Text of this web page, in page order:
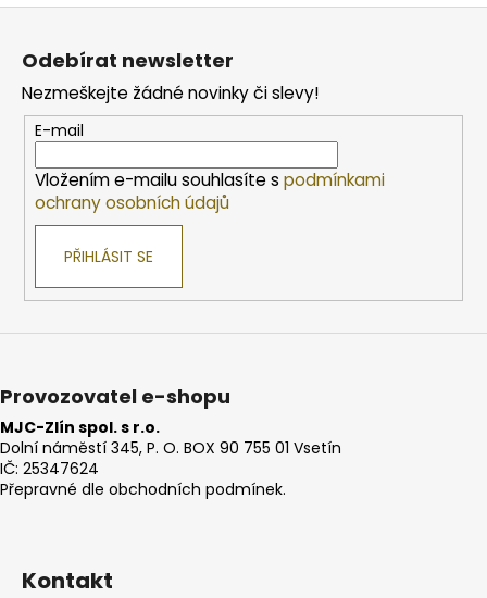
Z
Odebírat newsletter
Nezmeškejte žádné novinky či slevy!
E-mail
Vložením e-mailu souhlasíte s podmínkami
ochrany osobních údajů
PŘIHLÁSIT SE
Provozovatel e-shopu
MJC-Zlín spol. s r.o.
Dolní náměstí 345, P. O. BOX 90 755 01 Vsetín
IČ: 25347624
Přepravné dle obchodních podmínek.
Kontakt